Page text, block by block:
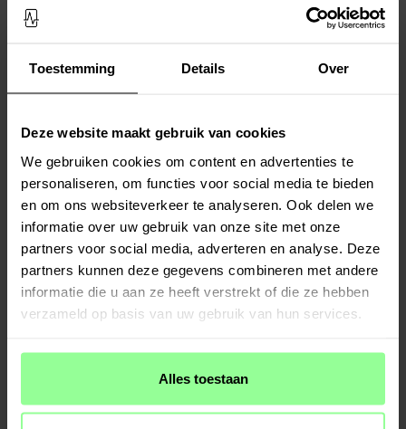
Toestemming Details Over
Deze website maakt gebruik van cookies
We gebruiken cookies om content en advertenties te
personaliseren, om functies voor social media te bieden
en om ons websiteverkeer te analyseren. Ook delen we
informatie over uw gebruik van onze site met onze
partners voor social media, adverteren en analyse. Deze
partners kunnen deze gegevens combineren met andere
informatie die u aan ze heeft verstrekt of die ze hebben
verzameld op basis van uw gebruik van hun services.
Alles toestaan
Complete oplader voor Lenovo Tab
P12 - 2 meter kabel & adapter USB-C
Lenovo Tab P12 EVA-hoes met handvat
Op voorraad
Zwart
Op voorraad
Roze